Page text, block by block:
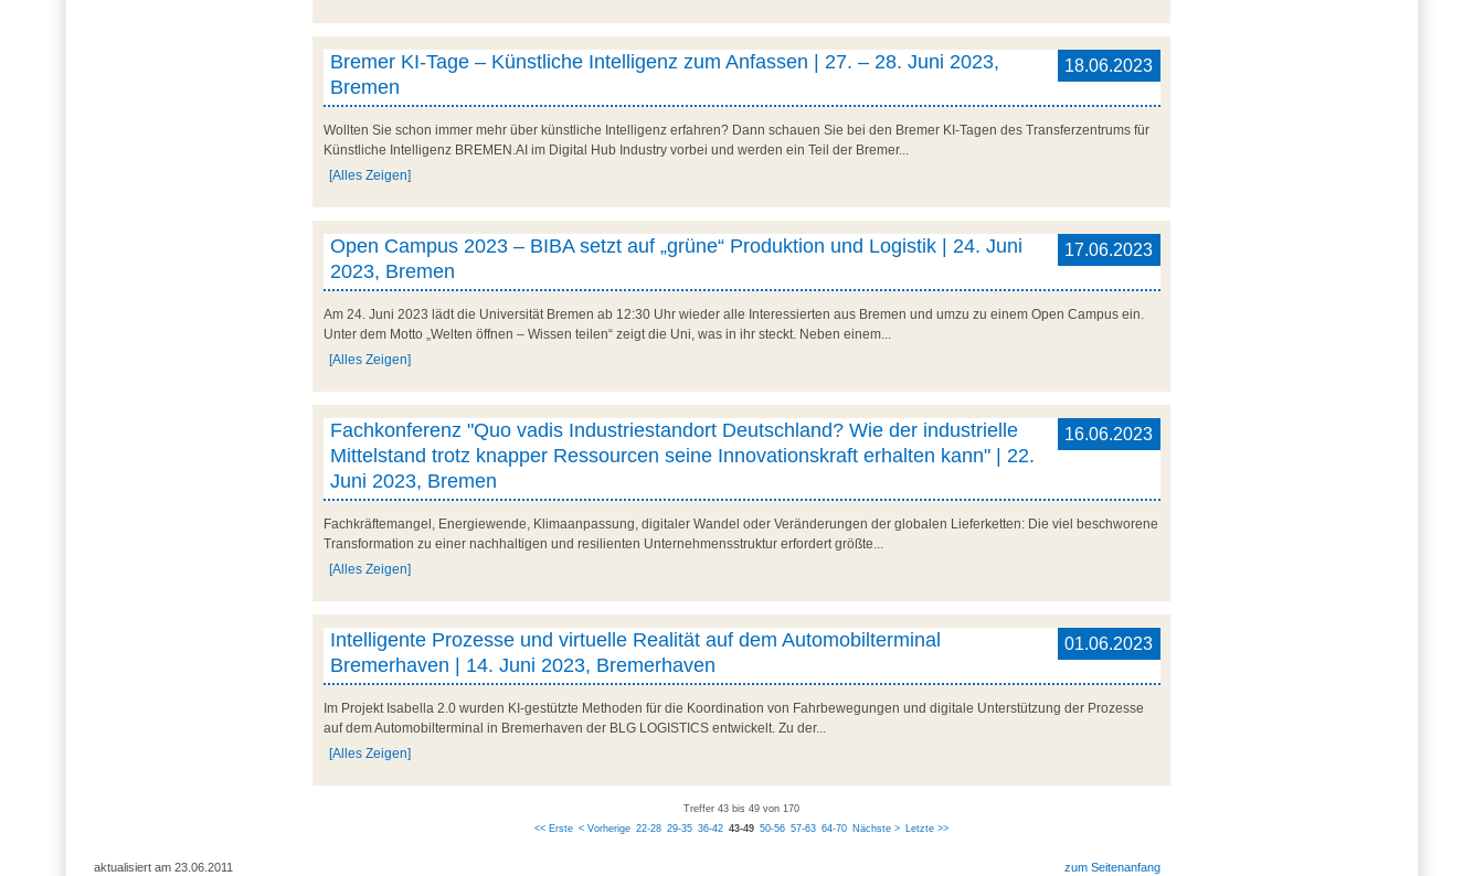
18.06.2023
Bremer KI-Tage – Künstliche Intelligenz zum Anfassen | 27. – 28. Juni 2023,
Bremen
Wollten Sie schon immer mehr über künstliche Intelligenz erfahren? Dann schauen Sie bei den Bremer KI-Tagen des Transferzentrums für
Künstliche Intelligenz BREMEN.AI im Digital Hub Industry vorbei und werden ein Teil der Bremer...
[Alles Zeigen]
17.06.2023
Open Campus 2023 – BIBA setzt auf „grüne“ Produktion und Logistik | 24. Juni
2023, Bremen
Am 24. Juni 2023 lädt die Universität Bremen ab 12:30 Uhr wieder alle Interessierten aus Bremen und umzu zu einem Open Campus ein.
Unter dem Motto „Welten öffnen – Wissen teilen“ zeigt die Uni, was in ihr steckt. Neben einem...
[Alles Zeigen]
16.06.2023
Fachkonferenz "Quo vadis Industriestandort Deutschland? Wie der industrielle
Mittelstand trotz knapper Ressourcen seine Innovationskraft erhalten kann" | 22.
Juni 2023, Bremen
Fachkräftemangel, Energiewende, Klimaanpassung, digitaler Wandel oder Veränderungen der globalen Lieferketten: Die viel beschworene
Transformation zu einer nachhaltigen und resilienten Unternehmensstruktur erfordert größte...
[Alles Zeigen]
01.06.2023
Intelligente Prozesse und virtuelle Realität auf dem Automobilterminal
Bremerhaven | 14. Juni 2023, Bremerhaven
Im Projekt Isabella 2.0 wurden KI-gestützte Methoden für die Koordination von Fahrbewegungen und digitale Unterstützung der Prozesse
auf dem Automobilterminal in Bremerhaven der BLG LOGISTICS entwickelt. Zu der...
[Alles Zeigen]
Treffer 43 bis 49 von 170
<< Erste < Vorherige 22-28 29-35 36-42 43-49 50-56 57-63 64-70 Nächste > Letzte >>
aktualisiert am 23.06.2011 zum Seitenanfang